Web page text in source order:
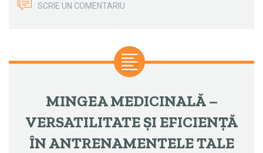
SCRIE UN COMENTARIU
MINGEA MEDICINALĂ –
VERSATILITATE ȘI EFICIENȚĂ
ÎN ANTRENAMENTELE TALE